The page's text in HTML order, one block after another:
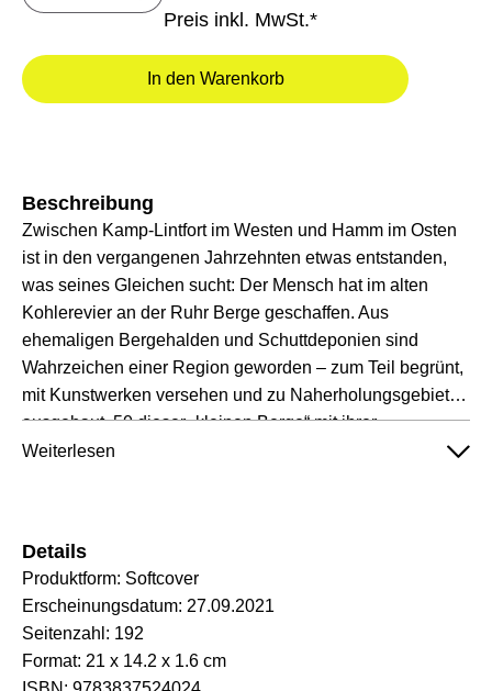
Preis inkl. MwSt.*
In den Warenkorb
Beschreibung
Zwischen Kamp-Lintfort im Westen und Hamm im Osten
ist in den vergangenen Jahrzehnten etwas entstanden,
was seines Gleichen sucht: Der Mensch hat im alten
Kohlerevier an der Ruhr Berge geschaffen. Aus
ehemaligen Bergehalden und Schuttdeponien sind
Wahrzeichen einer Region geworden – zum Teil begrünt,
mit Kunstwerken versehen und zu Naherholungsgebieten
ausgebaut. 50 dieser „kleinen Berge“ mit ihrer
besonderen Geschichte stellen die Autorinnen im neuen
besonderen Orten im Ruhrgebiet.
Weiterlesen
Details
Produktform: Softcover
Erscheinungsdatum: 27.09.2021
Seitenzahl: 192
Format: 21 x 14.2 x 1.6 cm